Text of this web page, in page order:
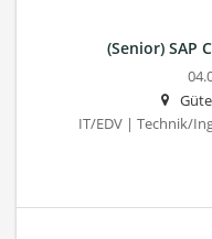
(Senior) SAP
IT/EDV | Technik/